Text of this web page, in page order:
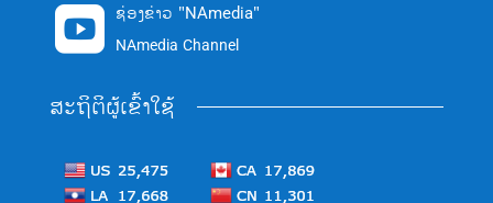
 ຊ່ອງຂ່າວ "NAmedia"
NAmedia Channel
ສະຖິຕິຜູ້ເຂົ້າໃຊ້